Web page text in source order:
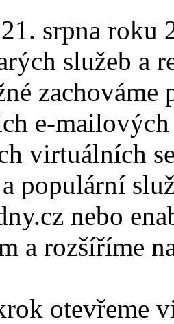
srpna roku
služeb a
e-
virtuálních
a populární
nebo
a rozšíříme
otevřeme